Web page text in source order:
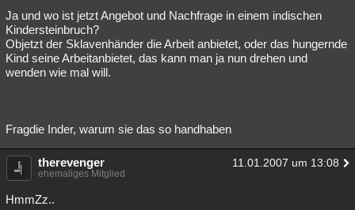
Ja und wo ist jetzt Angebot und Nachfrage in einem indischen
Kindersteinbruch?
Objetzt der Sklavenhänder die Arbeit anbietet, oder das hungernde
Kind seine Arbeitanbietet, das kann man ja nun drehen und
wenden wie mal will.
Fragdie Inder, warum sie das so handhaben
therevenger 11.01.2007 um 13:08
ehemaliges Mitglied
HmmZz..